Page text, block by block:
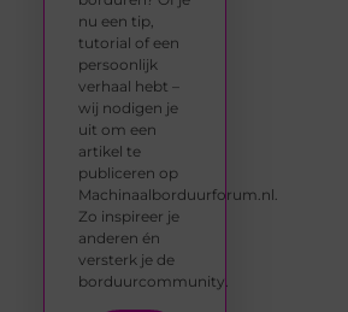
nu een tip,
tutorial of een
persoonlijk
verhaal hebt –
wij nodigen je
uit om een
artikel te
publiceren op
Machinaalborduurforum.nl.
Zo inspireer je
anderen én
versterk je de
borduurcommunity.